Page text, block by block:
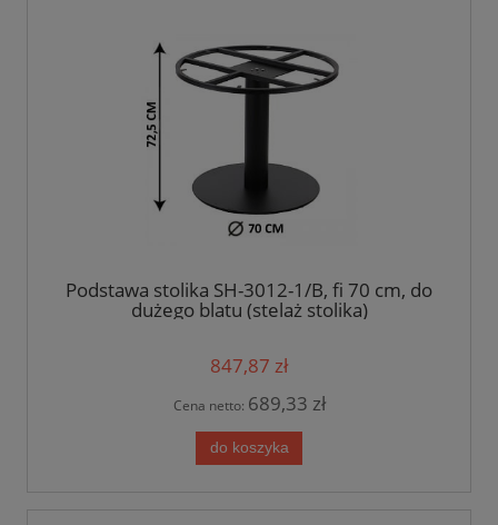
Podstawa stolika SH-3012-1/B, fi 70 cm, do
dużego blatu (stelaż stolika)
847,87 zł
Cena netto: 689,33 zł
do koszyka